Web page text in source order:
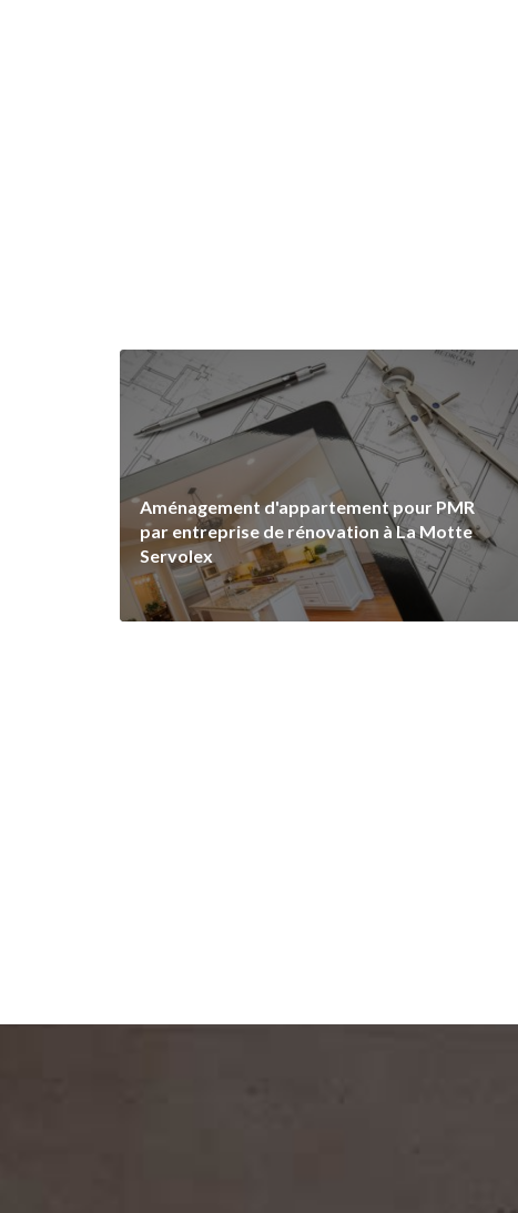
Aménagement d'appartement pour PMR
par entreprise de rénovation à La Motte
Servolex